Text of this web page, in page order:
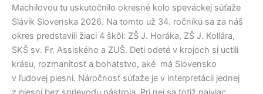
Machilovou tu uskutočnilo okresné kolo speváckej súťaže
Slávik Slovenska 2026. Na tomto už 34. ročníku sa za náš
okres predstavili žiaci 4 škôl: ZŠ J. Horáka, ZŠ J. Kollára,
SKŠ sv. Fr. Assiského a ZUŠ. Deti odeté v krojoch si uctili
krásu, rozmanitosť a bohatstvo, aké má Slovensko
v ľudovej piesni. Náročnosť súťaže je v interpretácii jednej